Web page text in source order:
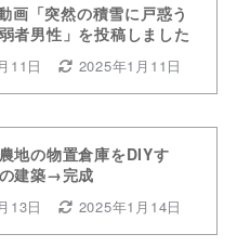
画「突然の積雪に戸惑う
者男性」を投稿しました
11日 2025年1月11日
地の物置倉庫をDIYす
建築→完成
13日 2025年1月14日